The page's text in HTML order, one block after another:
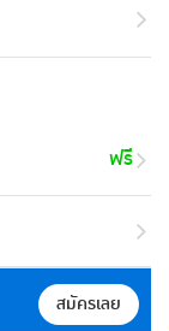
สมัครเลย
ฟรี